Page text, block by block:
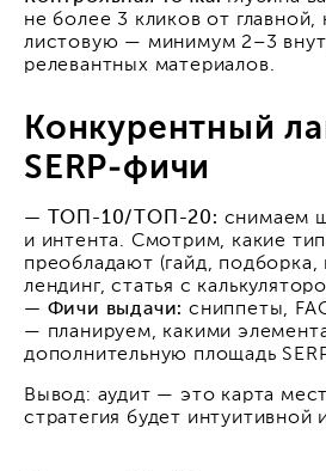
не более 3 кликов от
листовую — минимум 2–3
релевантных материалов.
Конкурентный
SERP-фичи
— ТОП-10/ТОП-20: снимаем
и интента. Смотрим, какие
преобладают (гайд,
лендинг, статья с
— Фичи выдачи: сниппеты,
— планируем, какими
дополнительную площадь
Вывод: аудит — это карта
стратегия будет интуитивной